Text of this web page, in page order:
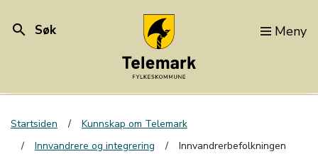
search Søk Meny
Startsiden
Kunnskap om Telemark
Innvandrere og integrering
Innvandrerbefolkningen